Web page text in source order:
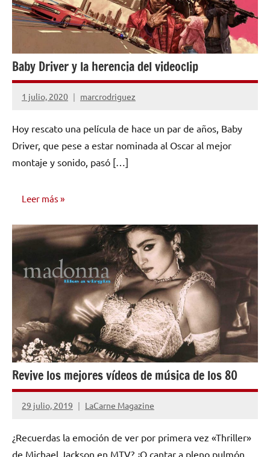
Baby Driver y la herencia del videoclip
1 julio, 2020 marcrodriguez
No
comentarios
Hoy rescato una película de hace un par de años, Baby
Driver, que pese a estar nominada al Oscar al mejor
montaje y sonido, pasó […]
Leer más
INVESTIGACIÓN
MUSICAL
Revive los mejores vídeos de música de los 80
29 julio, 2019 LaCarne Magazine
No
comentarios
¿Recuerdas la emoción de ver por primera vez «Thriller»
de Michael Jackson en MTV? ¿O cantar a pleno pulmón